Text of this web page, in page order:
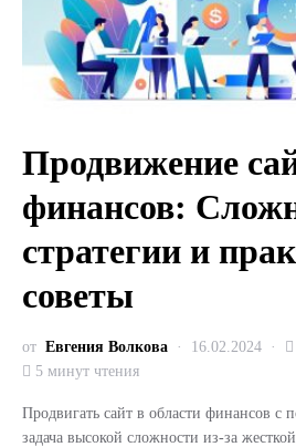
Продвижение
финансов:
стратегии и
советы
от Евгения Волкова 16.02.2024
5 минут чтения
Продвигать сайт в области финансов
задача высокой сложности из-за